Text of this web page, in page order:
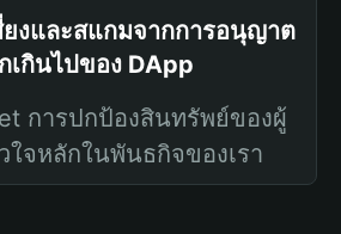
ยงและสแกมจากการอนุญาต
เกินไปของ DApp
การปกป้องสินทรัพย์ของผู้
ใจหลักในพันธกิจของเรา